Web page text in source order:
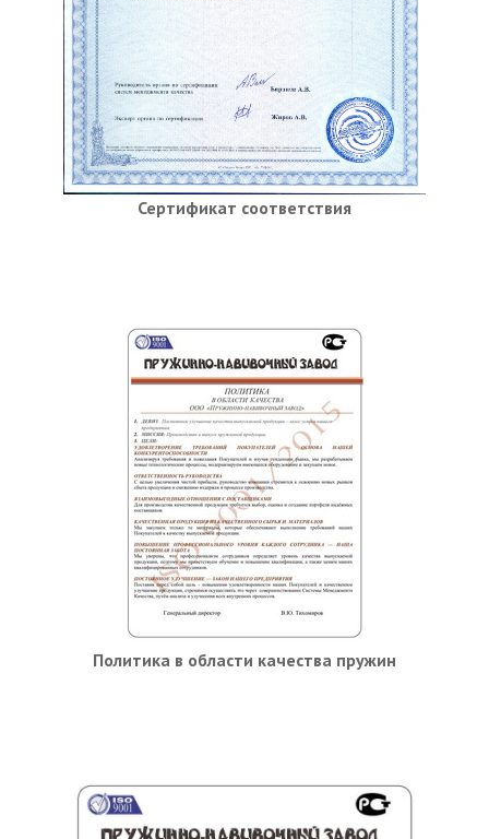
Сертификат соответствия
Политика в области качества пружин